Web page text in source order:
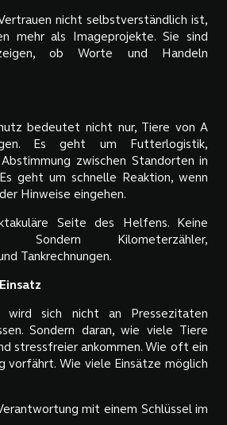
nicht selbstverständlich ist,
mehr als Imageprojekte. Sie sind
ob Worte und Handeln
bedeutet nicht nur, Tiere von A
Es geht um Futterlogistik,
zwischen Standorten in
geht um schnelle Reaktion, wenn
Hinweise eingehen.
Seite des Helfens. Keine
Sondern Kilometerzähler,
Tankrechnungen.
wird sich nicht an Pressezitaten
Sondern daran, wie viele Tiere
stressfreier ankommen. Wie oft ein
vorfährt. Wie viele Einsätze möglich
mit einem Schlüssel im